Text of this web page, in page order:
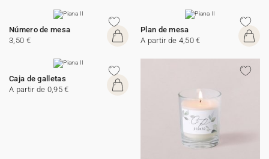
Número de mesa
3,50 €
Plan de mesa
A partir de 4,50 €
Caja de galletas
A partir de 0,95 €